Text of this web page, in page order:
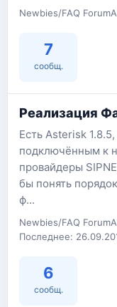
Newbies/FAQ Forum
7
сообщ.
Реализация
Есть Asterisk
подключённым к
провайдеры
бы понять
ф...
Newbies/FAQ Forum
Последнее:
6
сообщ.